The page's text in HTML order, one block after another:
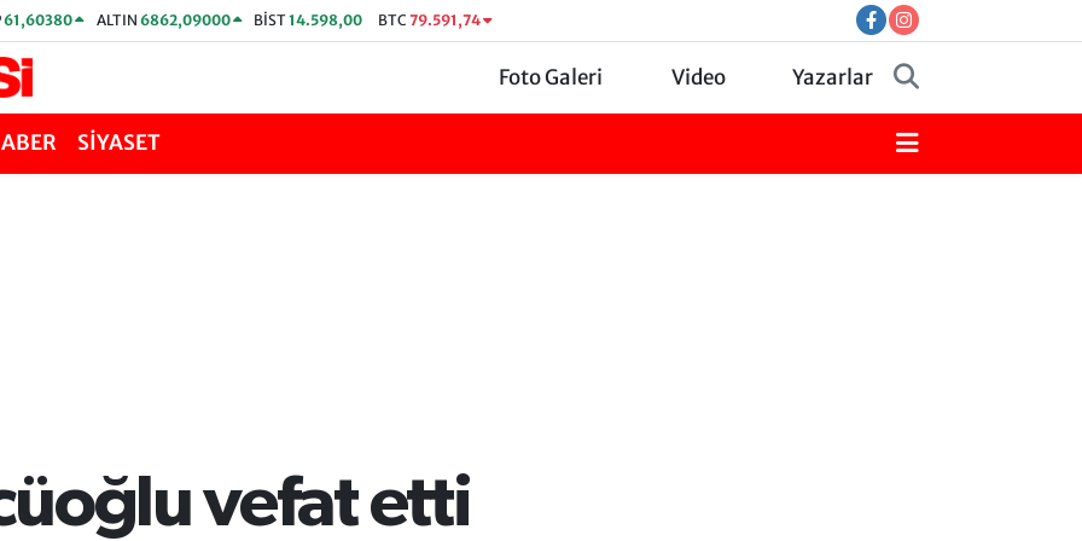
61,60380 ALTIN 6862,09000 BİST14.598,00 BTC 79.591,74
Foto Galeri Video Yazarlar
SİYASET
vefat etti